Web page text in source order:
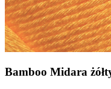
Bamboo Midara